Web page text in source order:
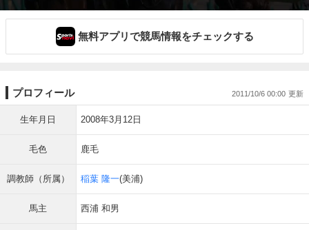
無料アプリで競馬情報をチェックする
プロフィール 2011/10/6 00:00
生年月日 2008年3月12日
毛色 鹿毛
調教師（所属） 稲葉 隆一(美浦)
馬主 西浦 和男